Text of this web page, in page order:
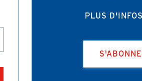
PLUS D'INFOS